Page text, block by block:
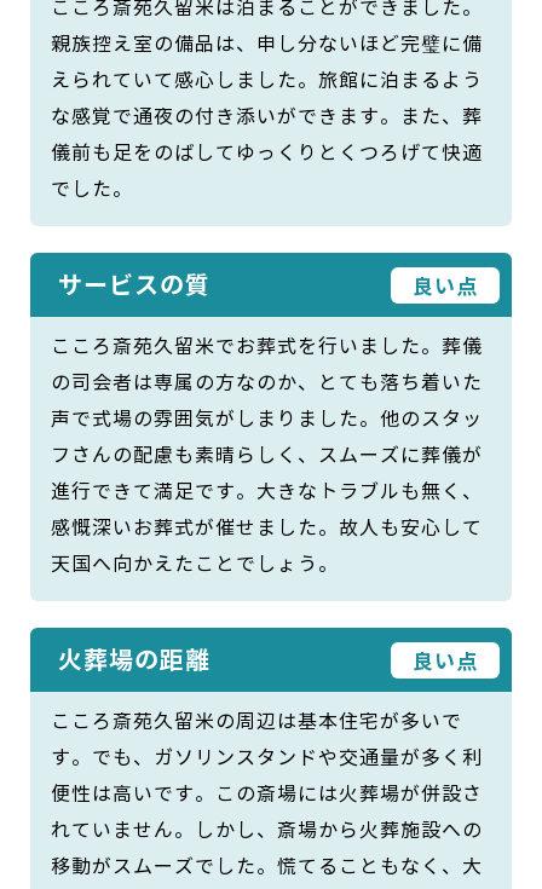
こころ斎苑久留米は泊まることができました。
親族控え室の備品は、申し分ないほど完璧に備
えられていて感心しました。旅館に泊まるよう
な感覚で通夜の付き添いができます。また、葬
儀前も足をのばしてゆっくりとくつろげて快適
でした。
サービスの質 良い点
こころ斎苑久留米でお葬式を行いました。葬儀
の司会者は専属の方なのか、とても落ち着いた
声で式場の雰囲気がしまりました。他のスタッ
フさんの配慮も素晴らしく、スムーズに葬儀が
進行できて満足です。大きなトラブルも無く、
感慨深いお葬式が催せました。故人も安心して
天国へ向かえたことでしょう。
火葬場の距離 良い点
こころ斎苑久留米の周辺は基本住宅が多いで
す。でも、ガソリンスタンドや交通量が多く利
便性は高いです。この斎場には火葬場が併設さ
れていません。しかし、斎場から火葬施設への
移動がスムーズでした。慌てることもなく、大